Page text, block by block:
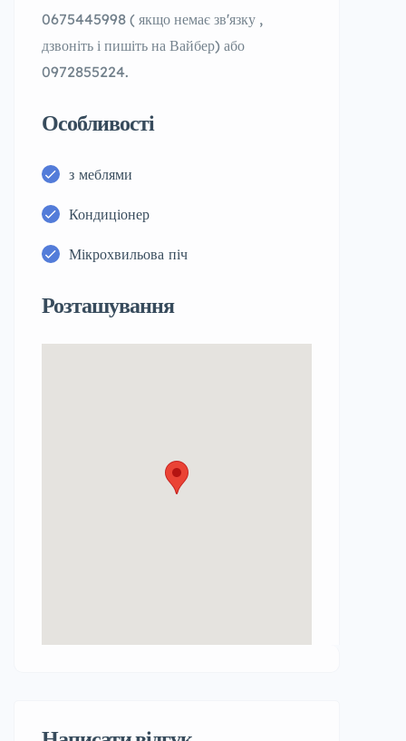
0675445998 ( якщо немає звʼязку ,
дзвоніть і пишіть на Вайбер) або
0972855224.
Особливості
з меблями
Кондиціонер
Мікрохвильова піч
Розташування